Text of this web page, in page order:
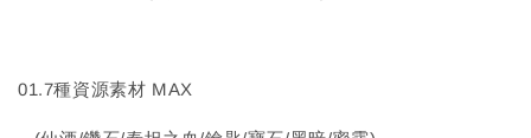
01.7種資源素材 MAX